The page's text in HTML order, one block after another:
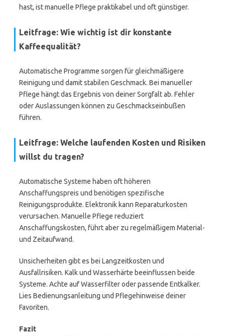
hast, ist manuelle Pflege praktikabel und oft günstiger.
Leitfrage: Wie wichtig ist dir konstante
Kaffeequalität?
Automatische Programme sorgen für gleichmäßigere
Reinigung und damit stabilen Geschmack. Bei manueller
Pflege hängt das Ergebnis von deiner Sorgfalt ab. Fehler
oder Auslassungen können zu Geschmackseinbußen
führen.
Leitfrage: Welche laufenden Kosten und Risiken
willst du tragen?
Automatische Systeme haben oft höheren
Anschaffungspreis und benötigen spezifische
Reinigungsprodukte. Elektronik kann Reparaturkosten
verursachen. Manuelle Pflege reduziert
Anschaffungskosten, führt aber zu regelmäßigem Material-
und Zeitaufwand.
Unsicherheiten gibt es bei Langzeitkosten und
Ausfallrisiken. Kalk und Wasserhärte beeinflussen beide
Systeme. Achte auf Wasserfilter oder passende Entkalker.
Lies Bedienungsanleitung und Pflegehinweise deiner
Favoriten.
Fazit